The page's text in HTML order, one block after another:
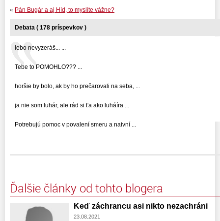
« Pán Bugár a aj Híd, to myslíte vážne?
Debata ( 178 príspevkov )
lebo nevyzeráš... ...
Tebe to POMOHLO??? ...
horšie by bolo, ak by ho prečarovali na seba, ...
ja nie som luhár, ale rád si ťa ako luháíra ...
Potrebujú pomoc v povalení smeru a naivní ...
Ďalšie články od tohto blogera
Keď záchrancu asi nikto nezachráni
23.08.2021